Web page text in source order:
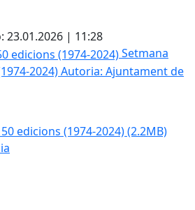
23.01.2026 | 11:28
(1974-2024)
Setmana
2024)Autoria: Ajuntament de
edicions (1974-2024)(2.2MB)